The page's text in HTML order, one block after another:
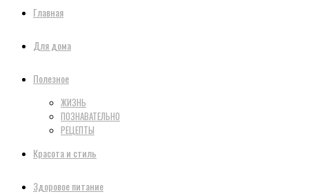
Главная
Для дома
Полезное
ЖИЗНЬ
ПОЗНАВАТЕЛЬНО
РЕЦЕПТЫ
Красота и стиль
Здоровое питание